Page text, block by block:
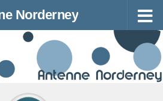
Norderney